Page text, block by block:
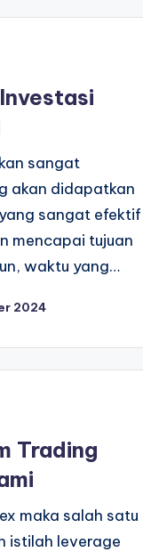
sangat
akan didapatkan
sangat efektif
mencapai tujuan
waktu yang…
2024
Trading
maka salah satu
istilah leverage